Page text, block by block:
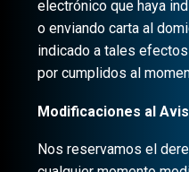
electrónico que haya
o enviando carta al
indicado a tales
por cumplidos al
Modificaciones al
Nos reservamos el